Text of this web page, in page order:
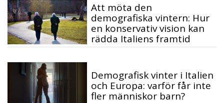
Att möta den
demografiska vintern: Hur
en konservativ vision kan
rädda Italiens framtid
Demografisk vinter i Italien
och Europa: varför får inte
fler människor barn?